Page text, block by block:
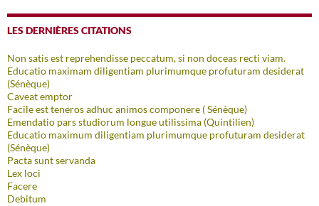
LES DERNIÈRES CITATIONS
Non satis est reprehendisse peccatum, si non doceas recti viam.
Educatio maximam diligentiam plurimumque profuturam desiderat
(Sénèque)
Caveat emptor
Facile est teneros adhuc animos componere ( Sénèque)
Emendatio pars studiorum longue utilissima (Quintilien)
Educatio maximum diligentiam plurimumque profuturam desiderat
(Sénèque)
Pacta sunt servanda
Lex loci
Facere
Debitum